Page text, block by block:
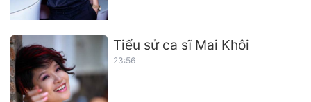
Tiểu sử ca sĩ Mai Khôi
23:56